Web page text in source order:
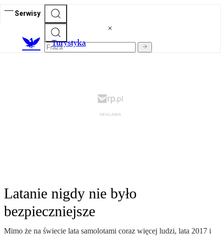
Serwisy
Turystyka
Latanie nigdy nie było
bezpieczniejsze
Mimo że na świecie lata samolotami coraz więcej ludzi, lata 2017 i